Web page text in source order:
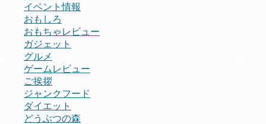
イベント情報
おもしろ
おもちゃレビュー
ガジェット
グルメ
ゲームレビュー
ご挨拶
ジャンクフード
ダイエット
どうぶつの森